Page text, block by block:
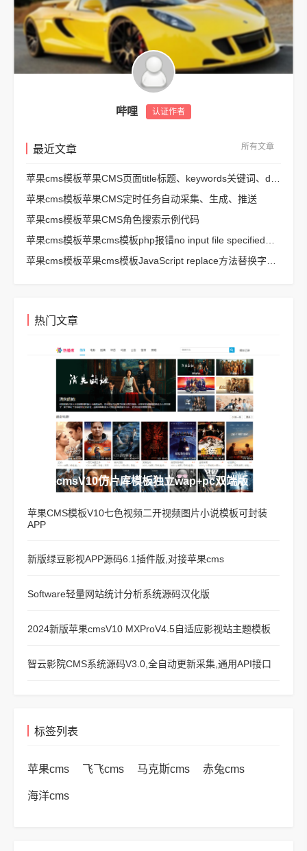
哔哩 认证作者
最近文章 所有文章
苹果cms模板苹果CMS定时任务自动采集、生成、推送
苹果cms模板苹果CMS角色搜索示例代码
热门文章
苹果cmsV10仿片库模板独立wap+pc双端版
苹果CMS模板V10七色视频二开视频图片小说模板可封装
APP
新版绿豆影视APP源码6.1插件版,对接苹果cms
Software轻量网站统计分析系统源码汉化版
2024新版苹果cmsV10 MXProV4.5自适应影视站主题模板
智云影院CMS系统源码V3.0,全自动更新采集,通用API接口
标签列表
苹果cms 飞飞cms 马克斯cms 赤兔cms
海洋cms